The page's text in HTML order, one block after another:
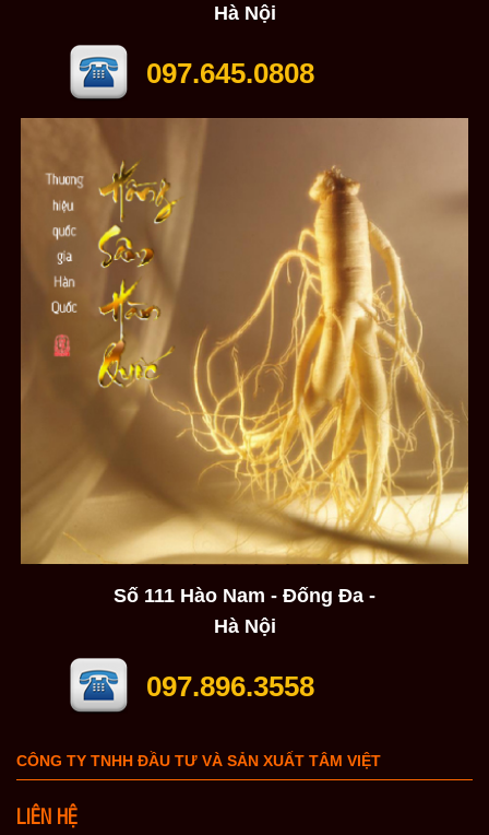
Hà Nội
097.645.0808
Số 111 Hào Nam - Đống Đa -
Hà Nội
097.896.3558
CÔNG TY TNHH ĐẦU TƯ VÀ SẢN XUẤT TÂM VIỆT
LIÊN HỆ